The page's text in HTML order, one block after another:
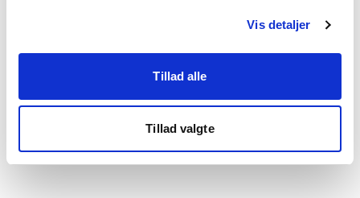
Vis detaljer
Tillad alle
Tillad valgte